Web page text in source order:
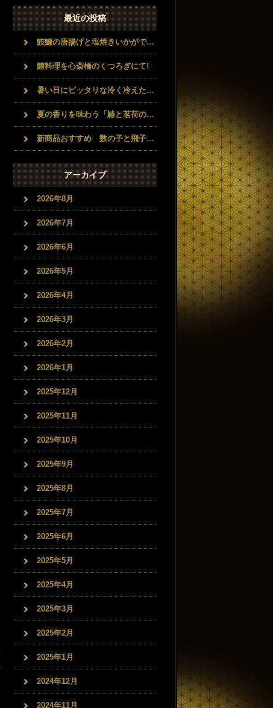
最近の投稿
鮟鱇の唐揚げと塩焼きいかがですか
鱧料理を心斎橋のくつろぎにて!
暑い日にピッタリな冷く冷えた日本酒と豪華な海鮮料理コースいかがですか？？
夏の香りを味わう「鯵と茗荷のなめろう」
新商品おすすめ 数の子と飛子の味噌チーズ和え
アーカイブ
2026年8月
2026年7月
2026年6月
2026年5月
2026年4月
2026年3月
2026年2月
2026年1月
2025年12月
2025年11月
2025年10月
2025年9月
2025年8月
2025年7月
2025年6月
2025年5月
2025年4月
2025年3月
2025年2月
2025年1月
2024年12月
2024年11月